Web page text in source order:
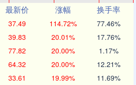
最新价 涨幅
换手率
37.49 114.72% 77.46%
39.83 20.01% 17.76%
77.82 20.00% 1.17%
64.32 20.00% 12.21%
33.61 19.99% 11.69%